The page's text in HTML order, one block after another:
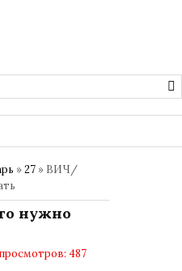
»27 » ВИЧ/
нужно
просмотров: 487